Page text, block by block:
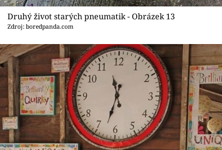
Druhý život starých pneumatik - Obrázek 13
Zdroj: boredpanda.com